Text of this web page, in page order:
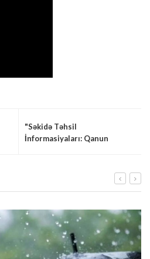
"Səkidə Təhsil
İnformasiyaları: Qanun